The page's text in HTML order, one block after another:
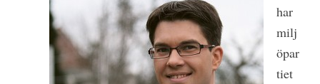
har
milj
öpar
tiet